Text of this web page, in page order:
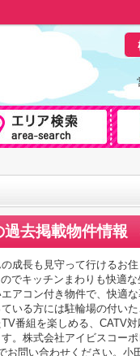
過去掲載物件情報
成長も見守って行けるお
でキッチンまわりも快適
アコン付き物件で、快適
いる方には駐輪場の付い
番組を楽しめる、CATV
。株式会社アイビスコー
お問い合わせください。小